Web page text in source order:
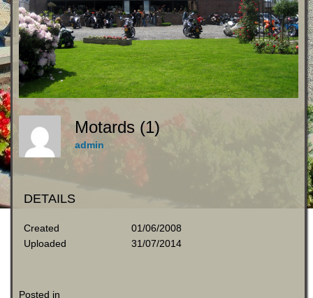
Motards (1)
admin
DETAILS
Created
01/06/2008
Uploaded
31/07/2014
Posted in